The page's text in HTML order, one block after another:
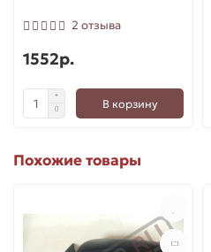
2 отзыва
1552р.
В корзину
Похожие товары